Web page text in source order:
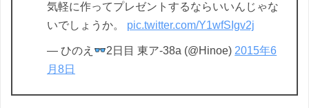
気軽に作ってプレゼントするならいいんじゃな
いでしょうか。 pic.twitter.com/Y1wfSIgv2j
— ひのえ 2日目 東ア-38a (@Hinoe) 2015年6
月8日